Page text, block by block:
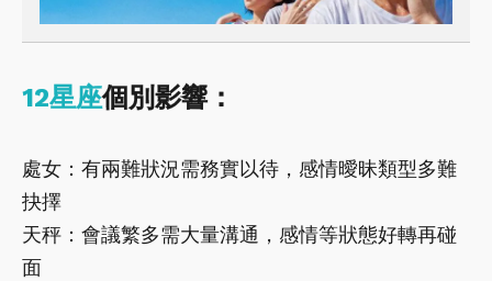
12星座個別影響：
處女：有兩難狀況需務實以待，感情曖昧類型多難
抉擇
天秤：會議繁多需大量溝通，感情等狀態好轉再碰
面